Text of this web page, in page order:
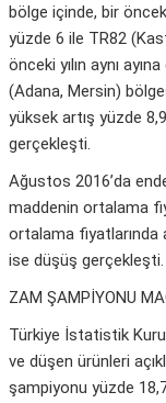
bölge içinde, bir
yüzde 6 ile TR82
önceki yılın aynı
(Adana, Mersin)
yüksek artış yüzde
gerçekleşti.
Ağustos 2016’da
maddenin ortalama
ortalama fiyatlarında
ise düşüş gerçekleşti.
ZAM ŞAMPİYONU
Türkiye İstatistik
ve düşen ürünleri
şampiyonu yüzde